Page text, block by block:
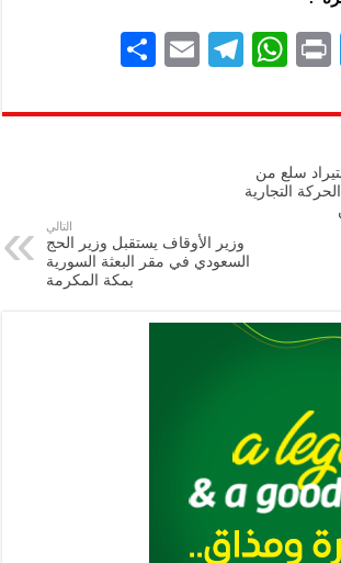
T
tt
P
nt
W
at
A
p
Te
gr
E
ai
ar
سلع من
التجارية
التالي
وزير الأوقاف يستقبل وزير الحج
السعودي في مقر البعثة السورية
بمكة المكرمة